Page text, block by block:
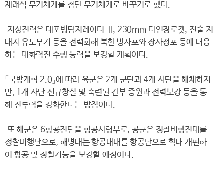
재래식 무기체계를 첨단 무기체계로 바꾸기로 했다.
지상전력은 대포병탐지레이더-II, 230mm 다연장로켓, 전술 지
대지 유도무기 등을 전력화해 북한 방사포와 장사정포 등에 대응
하는 대화력전 수행 능력을 보강할 계획이다.
「국방개혁 2.0」에 따라 육군은 2개 군단과 4개 사단을 해체하지
만, 1개 사단 신규창설 및 숙련된 간부 증원과 전력보강 등을 통
해 전투력을 강화한다는 방침이다.
또 해군은 6항공전단을 항공사령부로, 공군은 정찰비행전대를
정찰비행단으로, 해병대는 항공대대를 항공단으로 확대 개편하
여 항공 및 정찰기능을 보강할 예정이다.